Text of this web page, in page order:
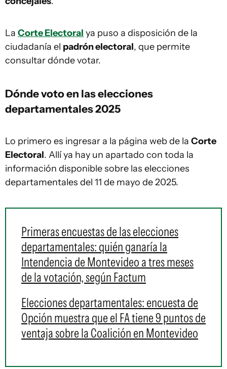
La Corte Electoral ya puso a disposición de la
ciudadanía el padrón electoral, que permite
consultar dónde votar.
Dónde voto en las elecciones
departamentales 2025
Lo primero es ingresar a la página web de la Corte
Electoral. Allí ya hay un apartado con toda la
información disponible sobre las elecciones
departamentales del 11 de mayo de 2025.
Primeras encuestas de las elecciones
departamentales: quién ganaría la
Intendencia de Montevideo a tres meses
de la votación, según Factum
Elecciones departamentales: encuesta de
Opción muestra que el FA tiene 9 puntos de
ventaja sobre la Coalición en Montevideo